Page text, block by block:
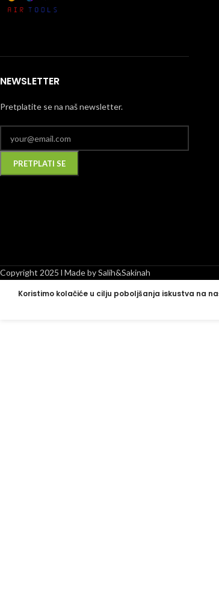
NEWSLETTER
Pretplatite se na naš newsletter.
Copyright 2025 l Made by Salih&Sakinah
Koristimo kolačiće u cilju poboljšanja iskustva na